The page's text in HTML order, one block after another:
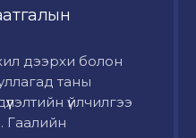
дээрхи болон
таны
үйлчилгээ
Гаалийн